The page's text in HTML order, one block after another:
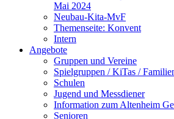
Mai 2024
Neubau-Kita-MvF
Themenseite: Konvent
Intern
Angebote
Gruppen und Vereine
Spielgruppen / KiTas /
Schulen
Jugend und Messdiener
Information zum Altenheim
Senioren